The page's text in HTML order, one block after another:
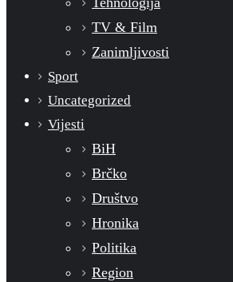
TV & Film
Zanimljivosti
Sport
Uncategorized
Vijesti
BiH
Brčko
Društvo
Hronika
Politika
Region